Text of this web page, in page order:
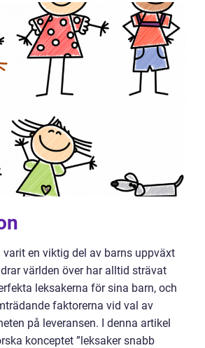
varit en viktig del av barns uppväxt
världen över har alltid strävat
leksakerna för sina barn, och
faktorerna vid val av
på leveransen. I denna artikel
konceptet ”leksaker snabb